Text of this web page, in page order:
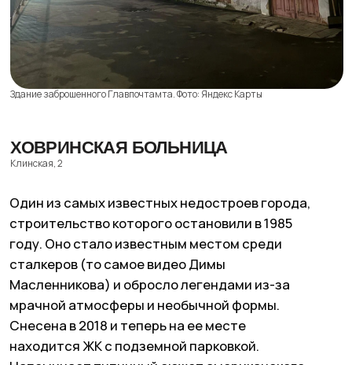
Недостроенный телевизионный комплекс, около
станции метро «Шаболовская» и Шуховской
башни. К строительству приступили в середине
ШАБОЛОВСКИЙ ТЕЛЕЦЕНТР
Шаболовка, 35